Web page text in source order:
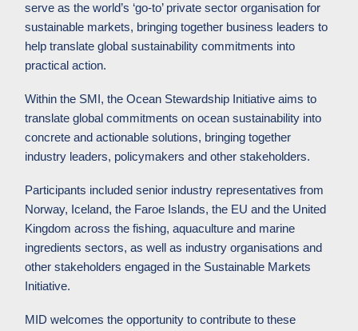
serve as the world’s ‘go-to’ private sector organisation for
sustainable markets, bringing together business leaders to
help translate global sustainability commitments into
practical action.
Within the SMI, the Ocean Stewardship Initiative aims to
translate global commitments on ocean sustainability into
concrete and actionable solutions, bringing together
industry leaders, policymakers and other stakeholders.
Participants included senior industry representatives from
Norway, Iceland, the Faroe Islands, the EU and the United
Kingdom across the fishing, aquaculture and marine
ingredients sectors, as well as industry organisations and
other stakeholders engaged in the Sustainable Markets
Initiative.
MID welcomes the opportunity to contribute to these